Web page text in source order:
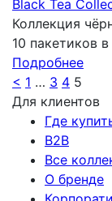
Black Tea
Коллекция
10 пакетиков
Подробнее
< 1 … 3 4 5
Для клиентов
Где
B2B
Все
О бренде